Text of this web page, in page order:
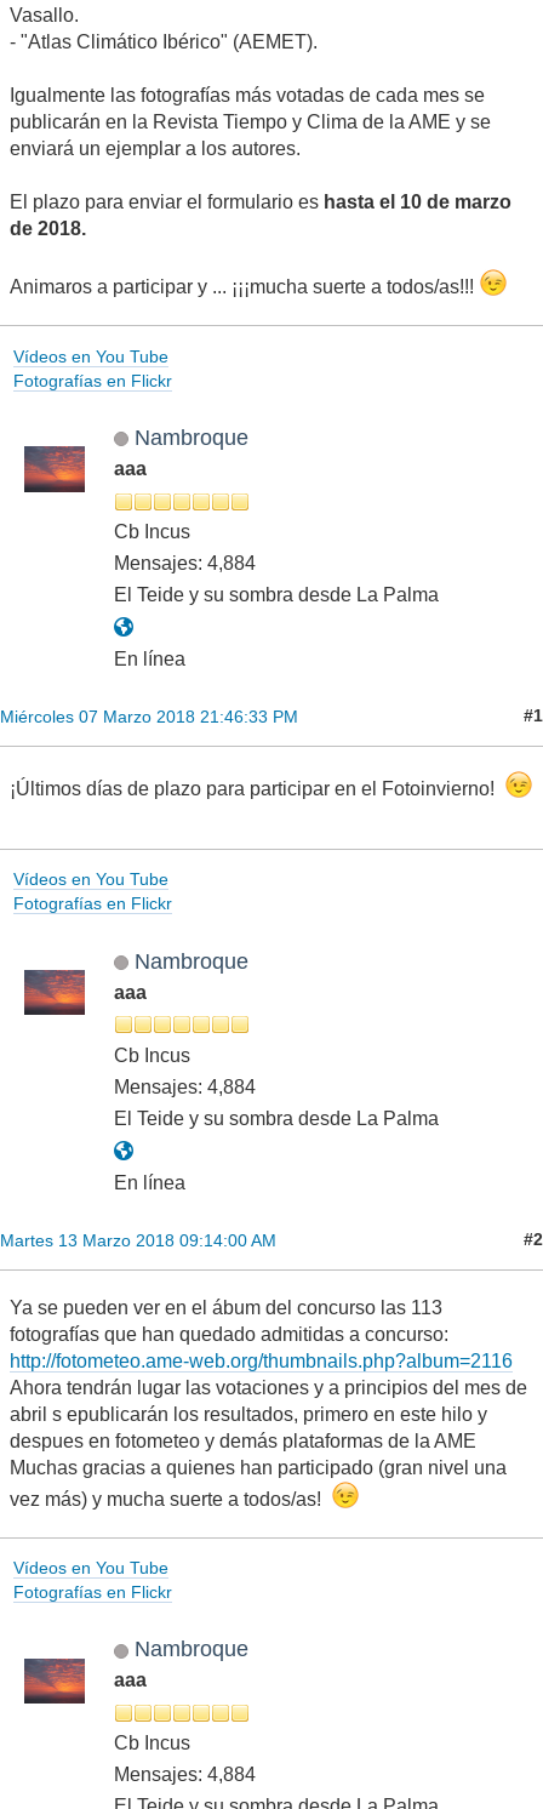
Vasallo.
- "Atlas Climático Ibérico" (AEMET).
Igualmente las fotografías más votadas de cada mes se
publicarán en la Revista Tiempo y Clima de la AME y se
enviará un ejemplar a los autores.
El plazo para enviar el formulario es hasta el 10 de marzo
de 2018.
Animaros a participar y ... ¡¡¡mucha suerte a todos/as!!!
Vídeos en You Tube
Fotografías en Flickr
Nambroque
aaa
Cb Incus
Mensajes: 4,884
El Teide y su sombra desde La Palma
En línea
Miércoles 07 Marzo 2018 21:46:33 PM #1
¡Últimos días de plazo para participar en el Fotoinvierno!
Vídeos en You Tube
Fotografías en Flickr
Nambroque
aaa
Cb Incus
Mensajes: 4,884
El Teide y su sombra desde La Palma
En línea
Martes 13 Marzo 2018 09:14:00 AM #2
Ya se pueden ver en el ábum del concurso las 113
fotografías que han quedado admitidas a concurso:
http://fotometeo.ame-web.org/thumbnails.php?album=2116
Ahora tendrán lugar las votaciones y a principios del mes de
abril s epublicarán los resultados, primero en este hilo y
despues en fotometeo y demás plataformas de la AME
Muchas gracias a quienes han participado (gran nivel una
vez más) y mucha suerte a todos/as!
Vídeos en You Tube
Fotografías en Flickr
Nambroque
aaa
Cb Incus
Mensajes: 4,884